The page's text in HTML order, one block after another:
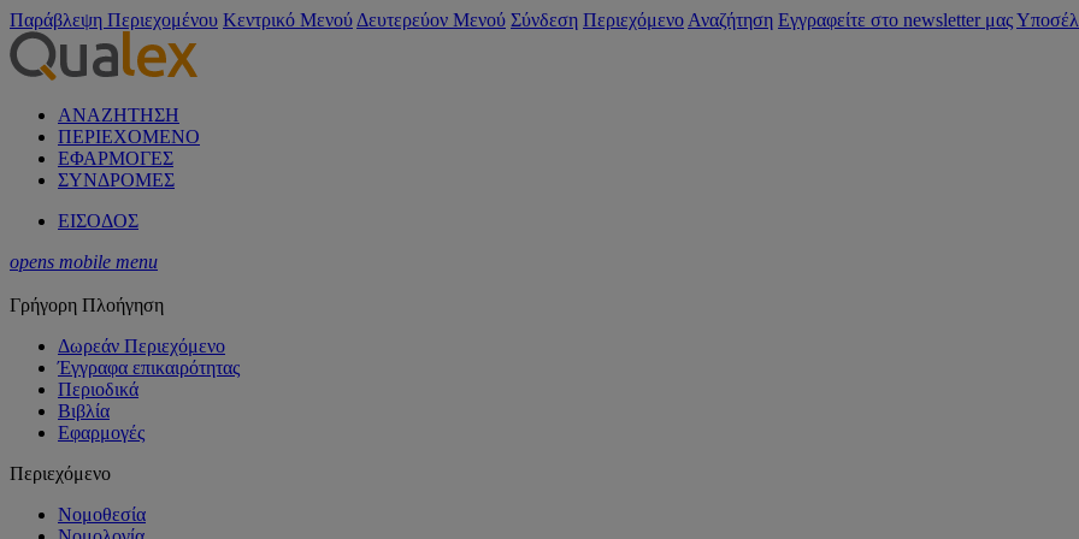
Παράβλεψη Περιεχομένου Κεντρικό Μενού Δευτερεύον Μενού Σύνδεση Περιεχόμενο Αναζήτηση Εγγραφείτε στο newsletter μας
ΑΝΑΖΗΤΗΣΗ
ΠΕΡΙΕΧΟΜΕΝΟ
ΕΦΑΡΜΟΓΕΣ
ΣΥΝΔΡΟΜΕΣ
ΕΙΣΟΔΟΣ
opens mobile menu
Γρήγορη Πλοήγηση
Δωρεάν Περιεχόμενο
Έγγραφα επικαιρότητας
Περιοδικά
Βιβλία
Εφαρμογές
Περιεχόμενο
Νομοθεσία